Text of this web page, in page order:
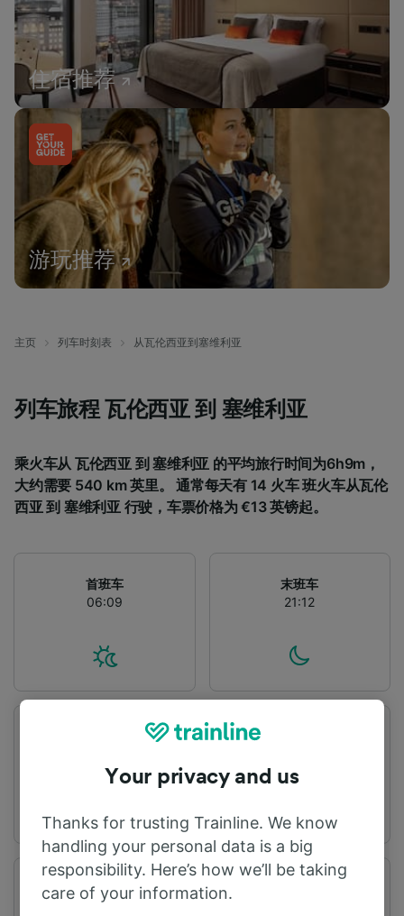
住宿推荐
游玩推荐
主页 列车时刻表 从瓦伦西亚到塞维利亚
列车旅程 瓦伦西亚 到 塞维利亚
乘火车从 瓦伦西亚 到 塞维利亚 的平均旅行时间为6h9m，
大约需要 540 km 英里。 通常每天有 14 火车 班火车从瓦伦
西亚 到 塞维利亚 行驶，车票价格为 €13 英镑起。
首班车
06:09
末班车
21:12
旅程时间
从4h20m
Your privacy and us
Thanks for trusting Trainline. We know
handling your personal data is a big
responsibility. Here’s how we’ll be taking
care of your information.